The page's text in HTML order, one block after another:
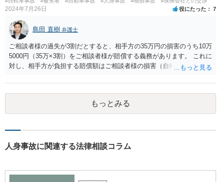
2024年7月26日 役にたった 7
島田 直樹 弁護士
ご相談者様の過失が3割だとすると、相手方の35万円の損害のうち10万
5000円（35万×3割）をご相談者様が賠償する義務があります。 これに
対し、相手方が負担する賠償額はご相談者様の損害（自転車の修理費
なります。 したがって、ご相談者様の損害が、16万円（相手方賠償額
16万円×7割＝10万4800円）を超えれば、賠償として受け取る金額の方
が多くなります。 なお、通院慰謝料は、裁判基準で1か月で28万円、2
か月で52万円が相場となりますが、任意交渉では一定割合減額（3割減
もっとみる
人身事故に関連する法律相談コラム